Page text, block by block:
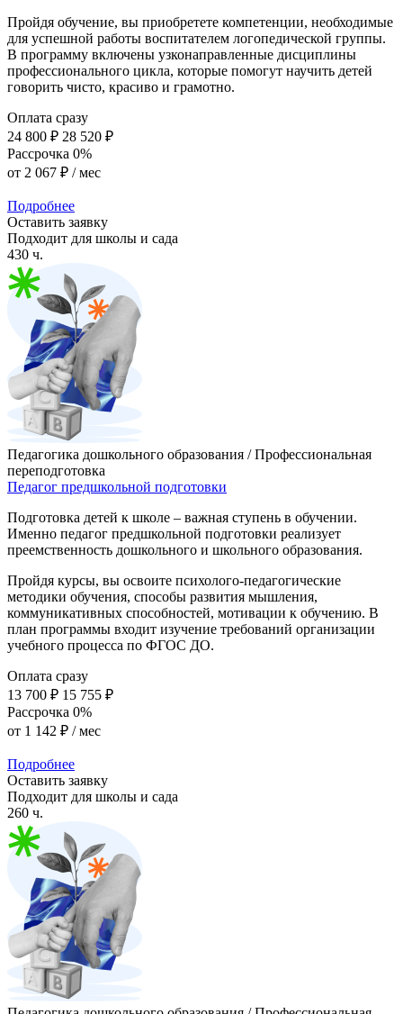
Пройдя обучение, вы приобретете компетенции, необходимые
для успешной работы воспитателем логопедической группы.
В программу включены узконаправленные дисциплины
профессионального цикла, которые помогут научить детей
говорить чисто, красиво и грамотно.
Оплата сразу
24 800 ₽ 28 520 ₽
Рассрочка 0%
от 2 067 ₽ / мес
Подробнее
Оставить заявку
Подходит для школы и сада
430 ч.
Педагогика дошкольного образования / Профессиональная
переподготовка
Педагог предшкольной подготовки
Подготовка детей к школе – важная ступень в обучении.
Именно педагог предшкольной подготовки реализует
преемственность дошкольного и школьного образования.
Пройдя курсы, вы освоите психолого-педагогические
методики обучения, способы развития мышления,
коммуникативных способностей, мотивации к обучению. В
план программы входит изучение требований организации
учебного процесса по ФГОС ДО.
Оплата сразу
13 700 ₽ 15 755 ₽
Рассрочка 0%
от 1 142 ₽ / мес
Подробнее
Оставить заявку
Подходит для школы и сада
260 ч.